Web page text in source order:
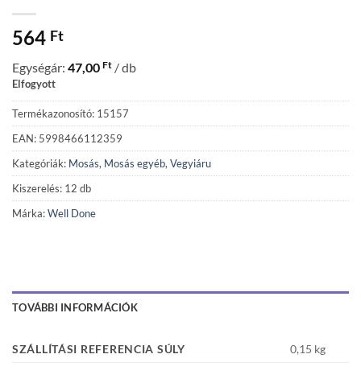
564 Ft
Egységár: 47,00 Ft / db
Elfogyott
Termékazonosító: 15157
EAN: 5998466112359
Kategóriák: Mosás, Mosás egyéb, Vegyiáru
Kiszerelés: 12 db
Márka:Well Done
TOVÁBBI INFORMÁCIÓK
SZÁLLÍTÁSI REFERENCIA SÚLY 0,15 kg